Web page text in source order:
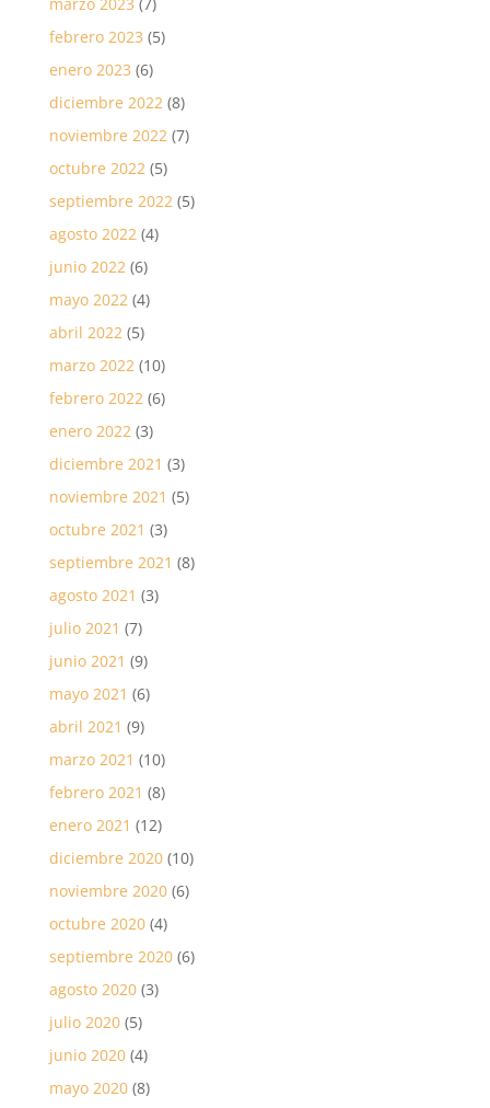
febrero 2023 (5)
enero 2023 (6)
diciembre 2022(8)
noviembre 2022(7)
octubre 2022(5)
septiembre 2022(5)
agosto 2022(4)
junio 2022(6)
mayo 2022(4)
abril 2022(5)
marzo 2022(10)
febrero 2022(6)
enero 2022(3)
diciembre 2021 (3)
noviembre 2021 (5)
octubre 2021 (3)
septiembre 2021 (8)
agosto 2021 (3)
julio 2021 (7)
junio 2021 (9)
mayo 2021 (6)
abril 2021 (9)
marzo 2021 (10)
febrero 2021 (8)
enero 2021 (12)
diciembre 2020(10)
noviembre 2020(6)
octubre 2020(4)
septiembre 2020(6)
agosto 2020(3)
julio 2020(5)
junio 2020(4)
mayo 2020(8)